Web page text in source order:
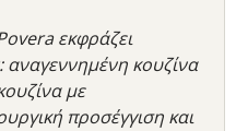
εκφράζει
αναγεννημένη κουζίνα
με
προσέγγιση και